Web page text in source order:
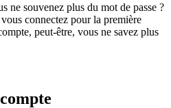
ne souvenez plus du mot de passe ?
connectez pour la première
peut-être, vous ne savez plus